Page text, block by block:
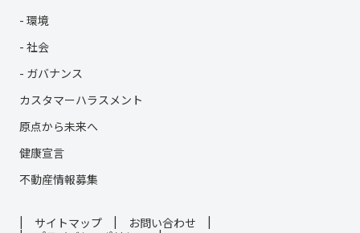
- 環境
- 社会
- ガバナンス
カスタマーハラスメント
原点から未来へ
健康宣言
不動産情報募集
サイトマップ
お問い合わせ